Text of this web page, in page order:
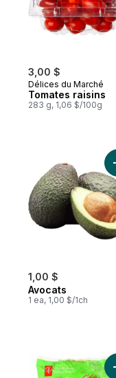
3,00 $
Délices du Marché
Tomates raisins
283 g, 1,06 $/100g
1,00 $
Avocats
1 ea, 1,00 $/1ch